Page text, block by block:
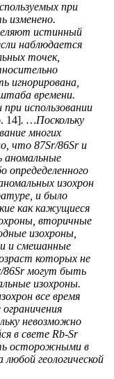
при
изменено.
истинный
наблюдается
точек,
игнорирована,
времени.
использовании
14]. …Поскольку
многих
что 87Sr/86Sr и
аномальные
опредеделенного
изохрон
и было
как кажущиеся
вторичные
изохроны,
и смешанные
которых не
86Sr могут быть
изохроны.
все время
невозможно
в свете Rb-Sr
осторожными в
любой геологической